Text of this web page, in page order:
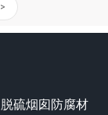
硫烟囱防腐材